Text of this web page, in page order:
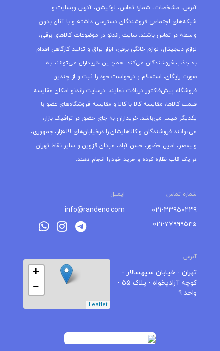
آدرس، مشخصات، شماره تماس، لوکیشن، آدرس وبسایت و
شبکه‌های اجتماعی فروشندگان دسترسی داشته و با آنان بدون
واسطه در تماس باشند. سایت راندنو در موضوعات کالاهای برقی،
لوازم دیجیتال، لوازم خانگی برقی، ابزار یراق و تولید کارگاهی اقدام
به جذب فروشندگان می‌کند. همچنین خریداران می‌توانند به
صورت رایگان، استعلام و درخواست خود را ثبت و از چندین
فروشگاه پیش‌فاکتور دریافت نمایند. درسایت راندنو امکان مقایسه
قیمت کالاها، مقایسه کالا با کالا و مقایسه فروشگاه‌های عضو با
یکدیگر میسر می‌باشد. خریداران به جای حضور در ترافیک بازار،
می‌توانند فروشندگان و کالاهایشان را درخیابان‌های لاله‌زار، جمهوری،
ولیعصر، امین حضور، حسن آباد، میدان قزوین و سایر نقاط تهران
در یک قاب نظاره کرده و خرید خود را انجام دهند.
شماره تماس ایمیل
۰۲۱-۳۳۹۵۰۲۳۹
۰۲۱-۷۷۹۹۹۵۴۵
info@randeno.com
آدرس
تهران - خیابان سپهسالار -
کوچه آزادیخواه - پلاک 55 -
واحد 9
+
−
Leaflet